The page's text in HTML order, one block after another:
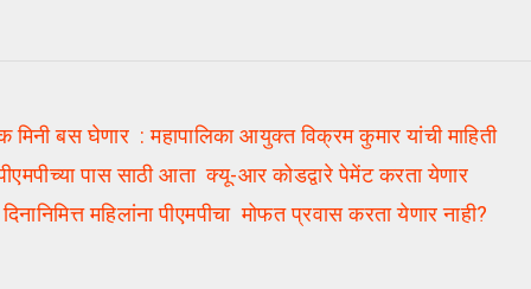
बस घेणार : महापालिका आयुक्त विक्रम कुमार यांची माहिती
पास साठी आता क्यू-आर कोडद्वारे पेमेंट करता येणार
महिलांना पीएमपीचा मोफत प्रवास करता येणार नाही?